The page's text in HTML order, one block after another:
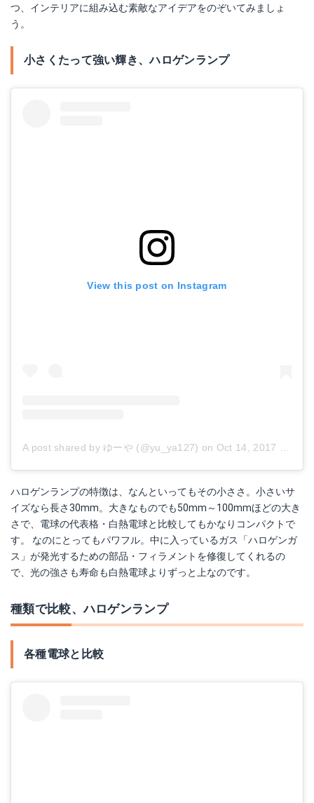
つ、インテリアに組み込む素敵なアイデアをのぞいてみましょ
う。
小さくたって強い輝き、ハロゲンランプ
View this post on Instagram
A post shared by ゆーや (@yu_ya127) on Oct 14, 2017 at 9:10pm PDT
ハロゲンランプの特徴は、なんといってもその小ささ。小さいサ
イズなら長さ30mm。大きなものでも50mm～100mmほどの大き
さで、電球の代表格・白熱電球と比較してもかなりコンパクトで
す。 なのにとってもパワフル。中に入っているガス「ハロゲンガ
ス」が発光するための部品・フィラメントを修復してくれるの
で、光の強さも寿命も白熱電球よりずっと上なのです。
種類で比較、ハロゲンランプ
各種電球と比較